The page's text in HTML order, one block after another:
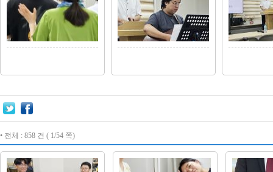
• 전체 : 858 건 ( 1/54 쪽)